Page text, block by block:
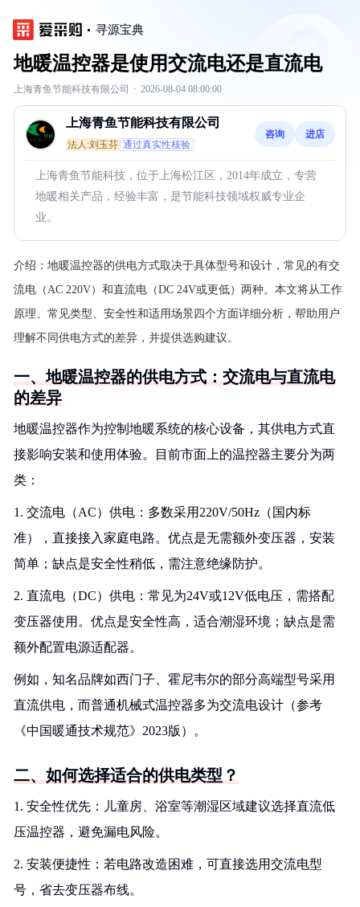
寻源宝典
地暖温控器是使用交流电还是直流电
上海青鱼节能科技有限公司 · 2026-08-04 08:00:00
上海青鱼节能科技有限公司
法人:刘玉芬 通过真实性核验
咨询 进店
上海青鱼节能科技，位于上海松江区，2014年成立，专营
地暖相关产品，经验丰富，是节能科技领域权威专业企
业。
介绍： 地暖温控器的供电方式取决于具体型号和设计，常见的有交
流电（AC 220V）和直流电（DC 24V或更低）两种。本文将从工作
原理、常见类型、安全性和适用场景四个方面详细分析，帮助用户
理解不同供电方式的差异，并提供选购建议。
一、地暖温控器的供电方式：交流电与直流电
的差异
地暖温控器作为控制地暖系统的核心设备，其供电方式直
接影响安装和使用体验。目前市面上的温控器主要分为两
类：
1. 交流电（AC）供电：多数采用220V/50Hz（国内标
准），直接接入家庭电路。优点是无需额外变压器，安装
简单；缺点是安全性稍低，需注意绝缘防护。
2. 直流电（DC）供电：常见为24V或12V低电压，需搭配
变压器使用。优点是安全性高，适合潮湿环境；缺点是需
额外配置电源适配器。
例如，知名品牌如西门子、霍尼韦尔的部分高端型号采用
直流供电，而普通机械式温控器多为交流电设计（参考
《中国暖通技术规范》2023版）。
二、如何选择适合的供电类型？
1. 安全性优先：儿童房、浴室等潮湿区域建议选择直流低
压温控器，避免漏电风险。
2. 安装便捷性：若电路改造困难，可直接选用交流电型
号，省去变压器布线。